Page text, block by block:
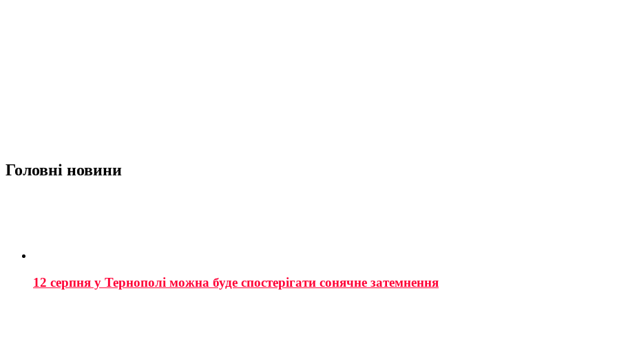
Головні новини
12 серпня у Тернополі можна буде спостерігати сонячне затемнення